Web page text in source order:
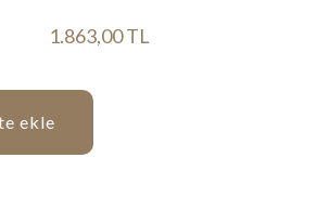
1.863,00 TL
ekle